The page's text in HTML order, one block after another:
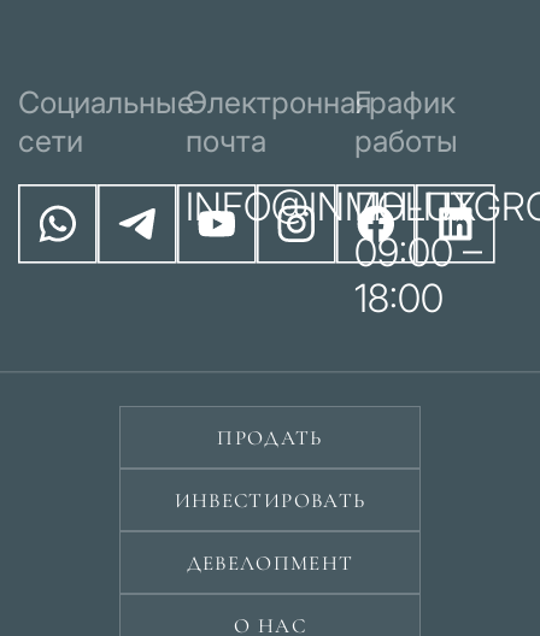
Социальные
сети
Электронная
почта
График
работы
ПН-ПТ
09:00 –
18:00
ПРОДАТЬ
ИНВЕСТИРОВАТЬ
ДЕВЕЛОПМЕНТ
О НАС